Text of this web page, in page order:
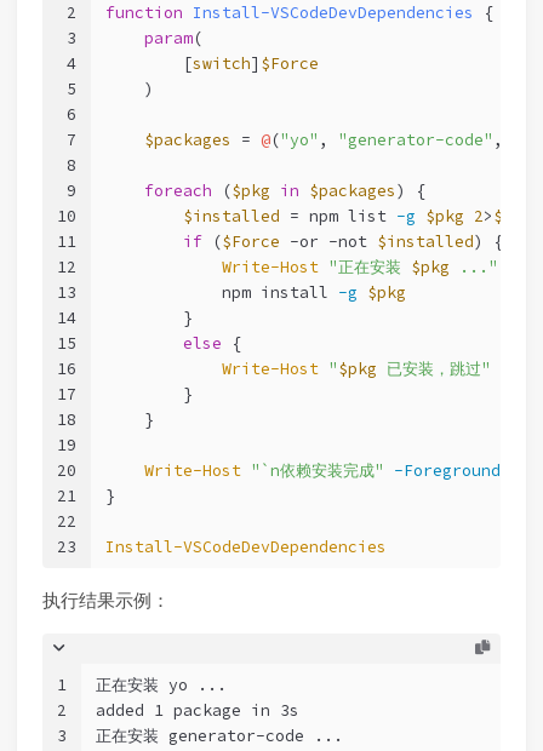
2
3
4
5
6
7
8
9
10
11
12
13
14
15
16
17
18
19
20
21
22
23
function Install-VSCodeDevDependencies {
param(
        [
switch] $Force
    )
$packages = @("yo" , "generator-code" ,
foreach ($pkg in $packages) {
$installed = npm list -g $pkg 2>$null
if ($Force -or -not $installed) {
Write-Host "正在安装 $pkg ..."
            npm install
-g $pkg
        }
else {
Write-Host "$pkg 已安装，跳过"
        }
    }
Write-Host "`n依赖安装完成"
-
}
Install-VSCodeDevDependencies
执行结果示例：
1
2
3
正在安装 yo ...
added 1 package in 3s
正在安装 generator-code ...